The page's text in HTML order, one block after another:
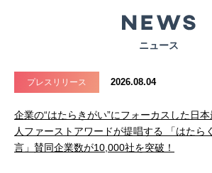
ニュース
プレスリリース 2026.08.04
企業の“はたらきがい”にフォーカスした日
人ファーストアワードが提唱する 「はたら
言」賛同企業数が10,000社を突破！